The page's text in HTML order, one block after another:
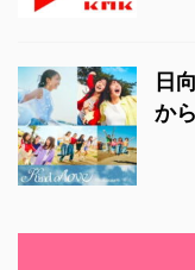
日
か